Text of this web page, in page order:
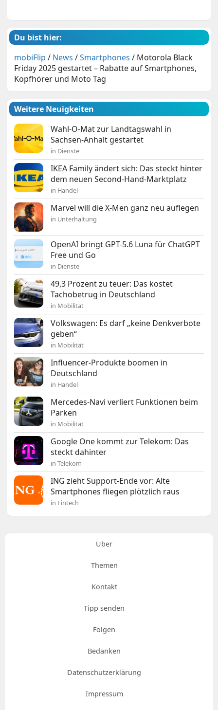
Du bist hier:
mobiFlip / News /Smartphones / Motorola Black
Friday 2025 gestartet – Rabatte auf Smartphones,
Kopfhörer und Moto Tag
Weitere Neuigkeiten
Wahl-O-Mat zur Landtagswahl in
Sachsen-Anhalt gestartet
in Dienste
IKEA Family ändert sich: Das steckt hinter
dem neuen Second-Hand-Marktplatz
in Handel
Marvel will die X-Men ganz neu auflegen
in Unterhaltung
OpenAI bringt GPT-5.6 Luna für ChatGPT
Free und Go
in Dienste
49,3 Prozent zu teuer: Das kostet
Tachobetrug in Deutschland
in Mobilität
Volkswagen: Es darf „keine Denkverbote
geben“
in Mobilität
Influencer-Produkte boomen in
Deutschland
in Handel
Mercedes-Navi verliert Funktionen beim
Parken
in Mobilität
Google One kommt zur Telekom: Das
steckt dahinter
in Telekom
ING zieht Support-Ende vor: Alte
Smartphones fliegen plötzlich raus
in Fintech
Über
Themen
Kontakt
Tipp senden
Folgen
Bedanken
Datenschutzerklärung
Impressum